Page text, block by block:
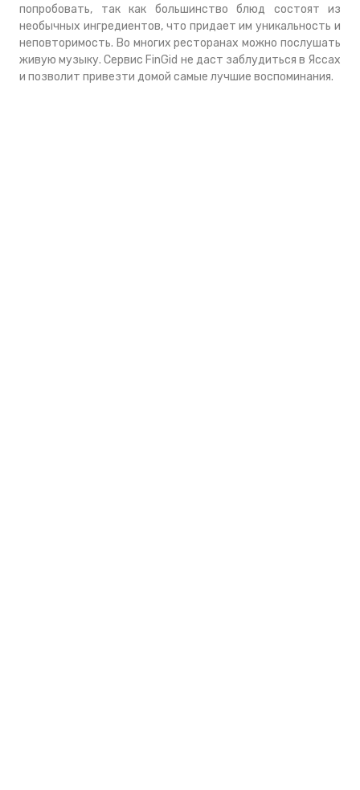
попробовать, так как большинство блюд состоят из
необычных ингредиентов, что придает им уникальность и
неповторимость. Во многих ресторанах можно послушать
живую музыку. Сервис FinGid не даст заблудиться в Яссах
и позволит привезти домой самые лучшие воспоминания.